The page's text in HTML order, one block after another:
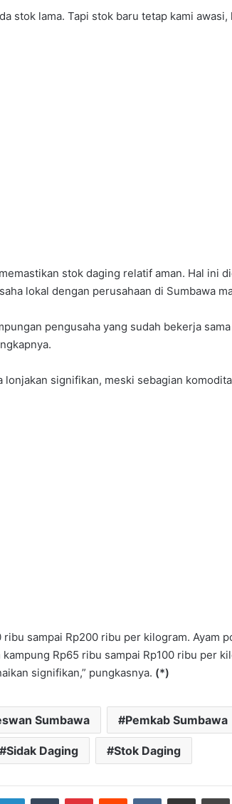
stok lama. Tapi stok baru tetap kami awasi,
stok daging relatif aman. Hal ini
lokal dengan perusahaan di Sumbawa
pengusaha yang sudah bekerja
signifikan, meski sebagian
ribu sampai Rp200 ribu per kilogram. Ayam
Rp65 ribu sampai Rp100 ribu per
signifikan,” pungkasnya. (*)
Sumbawa Pemkab Sumbawa
Sidak Daging Stok Daging
LinkedInTumblr PinterestReddit VKontakteBagikan Lewat Email